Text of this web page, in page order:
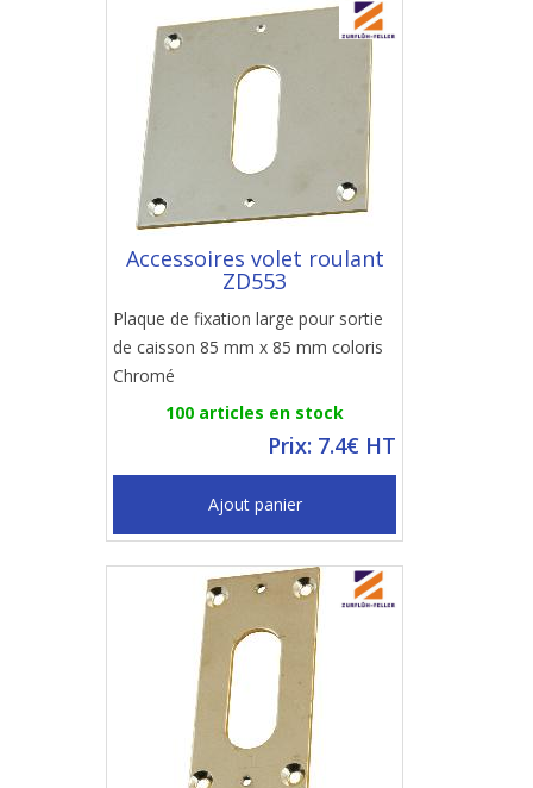
Accessoires volet roulant
ZD553
Plaque de fixation large pour sortie
de caisson 85 mm x 85 mm coloris
Chromé
100 articles en stock
Prix: 7.4€ HT
Ajout panier